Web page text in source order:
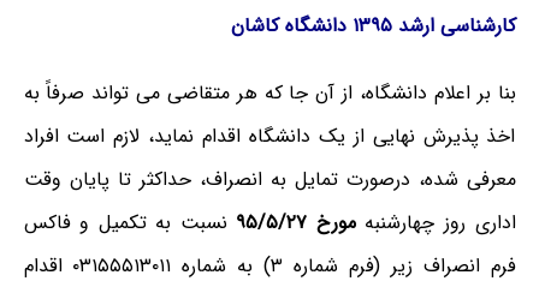
کارشناسی ارشد ۱۳۹۵ دانشگاه کاشان
بنا بر اعلام دانشگاه، از آن جا که هر متقاضی می تواند صرفاً به
اخذ پذیرش نهایی از یک دانشگاه اقدام نماید، لازم است افراد
معرفی شده، درصورت تمایل به انصراف، حداکثر تا پایان وقت
اداری روز چهارشنبهمورخ ۹۵/۵/۲۷
نسبت به تکمیل و فاکس
فرم انصراف زیر (فرم شماره ۳) به شماره ۰۳۱۵۵۵۱۳۰۱۱ اقدام